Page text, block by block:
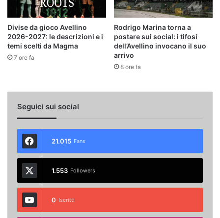
Divise da gioco Avellino
2026-2027: le descrizioni e i
temi scelti da Magma
7 ore fa
Rodrigo Marina torna a
postare sui social: i tifosi
dell’Avellino invocano il suo
arrivo
8 ore fa
Seguici sui social
21.015 Fans
1.553 Followers
0 Iscritti